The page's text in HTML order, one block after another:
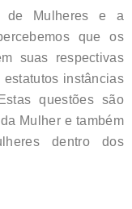
de Mulheres e a
que os
suas respectivas
instâncias
questões são
Mulher e também
dentro dos